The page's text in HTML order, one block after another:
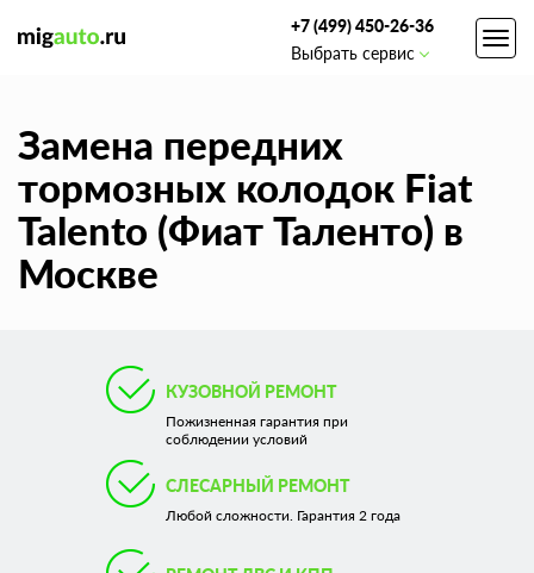
+7 (499) 450-26-36
Выбрать сервис
Замена передних
тормозных колодок Fiat
Talento (Фиат Таленто) в
Москве
КУЗОВНОЙ РЕМОНТ
Пожизненная гарантия при
соблюдении условий
СЛЕСАРНЫЙ РЕМОНТ
Любой сложности. Гарантия 2 года